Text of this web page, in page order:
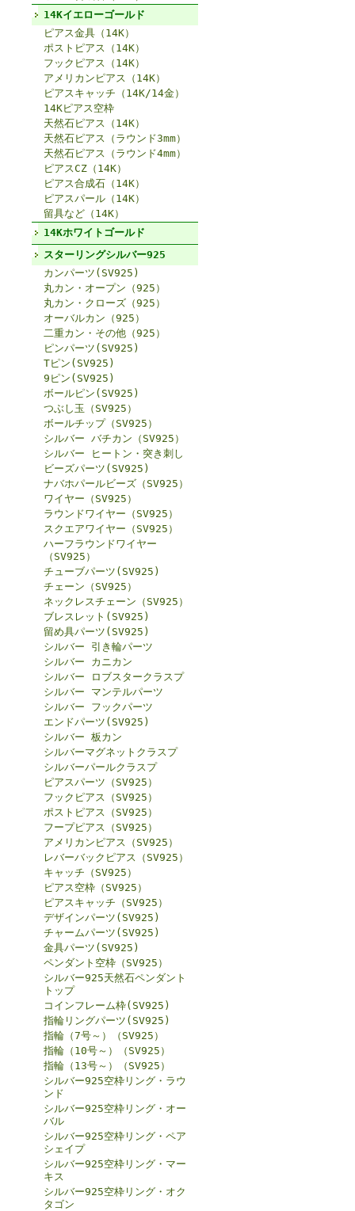
14Kイエローゴールド
ピアス金具（14K）
ポストピアス（14K）
フックピアス（14K）
アメリカンピアス（14K）
ピアスキャッチ（14K/14金）
14Kピアス空枠
天然石ピアス（14K）
天然石ピアス（ラウンド3mm）
天然石ピアス（ラウンド4mm）
ピアスCZ（14K）
ピアス合成石（14K）
ピアスパール（14K）
留具など（14K）
14Kホワイトゴールド
スターリングシルバー925
カンパーツ(SV925)
丸カン・オープン（925）
丸カン・クローズ（925）
オーバルカン（925）
二重カン・その他（925）
ピンパーツ(SV925)
Tピン(SV925)
9ピン(SV925)
ボールピン(SV925)
つぶし玉（SV925）
ボールチップ（SV925）
シルバー バチカン（SV925）
シルバー ヒートン・突き刺し
ビーズパーツ(SV925)
ナバホパールビーズ（SV925）
ワイヤー（SV925）
ラウンドワイヤー（SV925）
スクエアワイヤー（SV925）
ハーフラウンドワイヤー
（SV925）
チューブパーツ(SV925)
チェーン（SV925）
ネックレスチェーン（SV925）
ブレスレット(SV925)
留め具パーツ(SV925)
シルバー 引き輪パーツ
シルバー カニカン
シルバー ロブスタークラスプ
シルバー マンテルパーツ
シルバー フックパーツ
エンドパーツ(SV925)
シルバー 板カン
シルバーマグネットクラスプ
シルバーパールクラスプ
ピアスパーツ（SV925）
フックピアス（SV925）
ポストピアス（SV925）
フープピアス（SV925）
アメリカンピアス（SV925）
レバーバックピアス（SV925）
キャッチ（SV925）
ピアス空枠（SV925）
ピアスキャッチ（SV925）
デザインパーツ(SV925)
チャームパーツ(SV925)
金具パーツ(SV925)
ペンダント空枠（SV925）
シルバー925天然石ペンダント
トップ
コインフレーム枠(SV925)
指輪リングパーツ(SV925)
指輪（7号～）（SV925）
指輪（10号～）（SV925）
指輪（13号～）（SV925）
シルバー925空枠リング・ラウ
ンド
シルバー925空枠リング・オー
バル
シルバー925空枠リング・ペア
シェイプ
シルバー925空枠リング・マー
キス
シルバー925空枠リング・オク
タゴン